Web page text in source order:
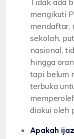
mengikuti
mendaftar,
sekolah,
nasional,
hingga
tapi belum
terbuka
diakui oleh
Apakah